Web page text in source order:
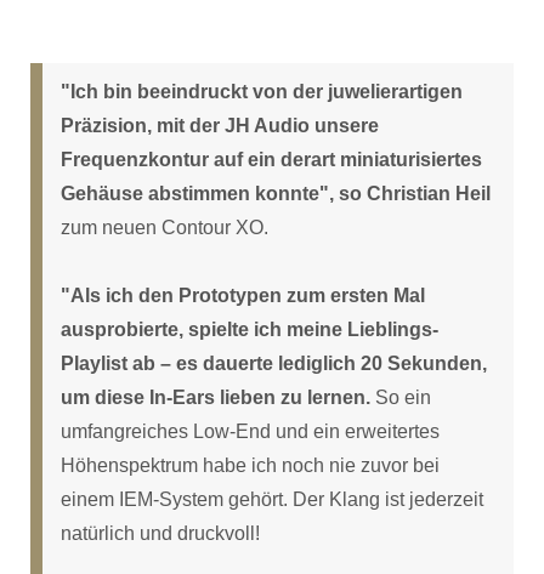
"Ich bin beeindruckt von der juwelierartigen
Präzision, mit der JH Audio unsere
Frequenzkontur auf ein derart miniaturisiertes
Gehäuse abstimmen konnte", so Christian Heil
zum neuen Contour XO.
"Als ich den Prototypen zum ersten Mal
ausprobierte, spielte ich meine Lieblings-
Playlist ab – es dauerte lediglich 20 Sekunden,
um diese In-Ears lieben zu lernen. So ein
umfangreiches Low-End und ein erweitertes
Höhenspektrum habe ich noch nie zuvor bei
einem IEM-System gehört. Der Klang ist jederzeit
natürlich und druckvoll!